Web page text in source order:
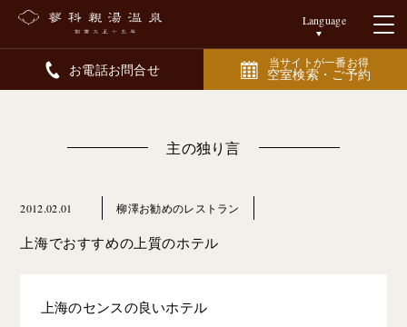
Language
お電話お問合せ 当サイトが一番お得
空室検索・ご予約
主の独り言
2012.02.01 柳澤お勧めのレストラン
上海でおすすめの上質のホテル
上海のセンスの良いホテル